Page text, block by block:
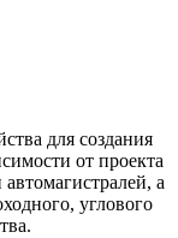
для создания
от проекта
а
углового